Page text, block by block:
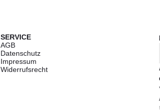
SERVICE
AGB
Datenschutz
Impressum
Widerrufsrecht